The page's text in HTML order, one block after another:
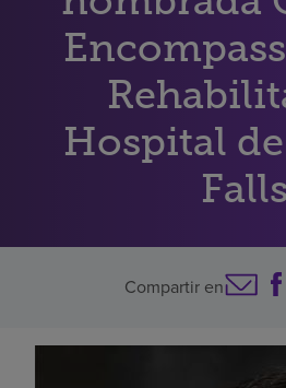
Servicios de rehabilitación
Pacientes y cuidadores
Recursos de salud
Buscar un centro
Hospital
Falls
Compartir en